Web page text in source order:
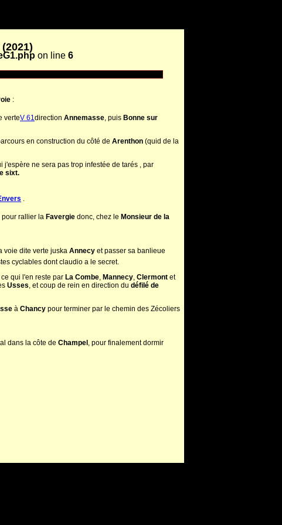
on line 6
:
verteV 61direction Annemasse, puis Bonne sur
en construction du côté de Arenthon (quid de la
j'espère ne sera pas trop infestée de tarés , par
sixt.
.
pour rallier la Favergie donc, chez le Monsieur de la
voie dite verte juska Annecy et passer sa banlieue
cyclables dont claudio a le secret.
qui l'en reste par La Combe, Mannecy, Clermont et
Usses, et coup de rein en direction du défilé de
à Chancy pour terminer par le chemin des Zécoliers
dans la côte de Champel , pour finalement dormir